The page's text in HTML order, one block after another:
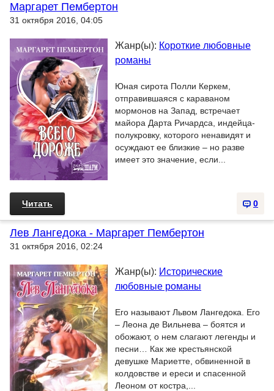
Маргарет Пембертон
31 октября 2016, 04:05
Жанр(ы): Короткие любовные
романы
Юная сирота Полли Керкем,
отправившаяся с караваном
мормонов на Запад, встречает
майора Дарта Ричардса, индейца-
полукровку, которого ненавидят и
осуждают ее близкие – но разве
имеет это значение, если...
0
Читать
Лев Лангедока - Маргарет Пембертон
31 октября 2016, 02:24
Жанр(ы): Исторические
любовные романы
Его называют Львом Лангедока. Его
– Леона де Вильнева – боятся и
обожают, о нем слагают легенды и
песни… Как же крестьянской
девушке Мариетте, обвиненной в
колдовстве и ереси и спасенной
Леоном от костра,...